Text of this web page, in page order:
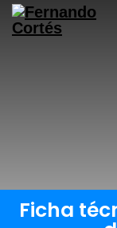
Ficha